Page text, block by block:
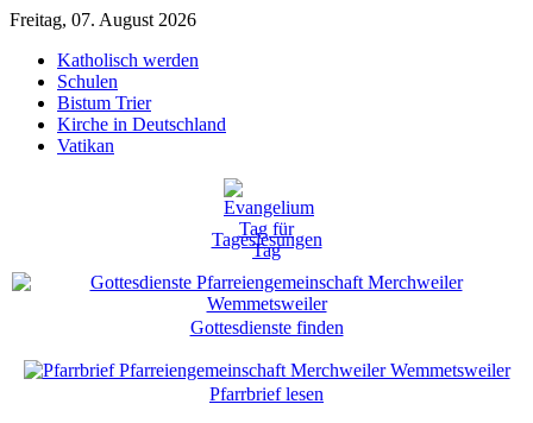
Freitag, 07. August 2026
Katholisch werden
Schulen
Bistum Trier
Kirche in Deutschland
Vatikan
Tageslesungen
Gottesdienste finden
Pfarrbrief lesen